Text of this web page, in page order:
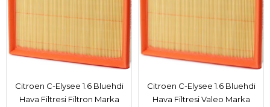
Citroen C-Elysee 1.6 Bluehdi
Hava Filtresi Filtron Marka
Citroen C-Elysee 1.6 Bluehdi
Hava Filtresi Valeo Marka